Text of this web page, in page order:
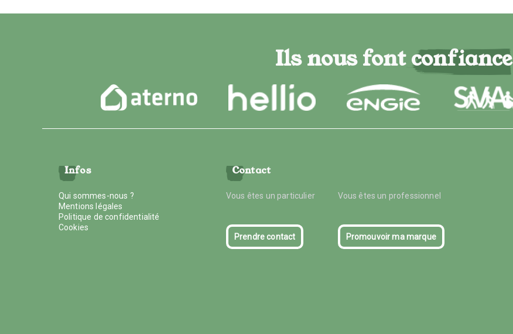
Ils nous font confiance
Infos
Qui sommes-nous ?
Mentions légales
Politique de confidentialité
Cookies
Contact
Vous êtes un particulier Vous êtes un professionnel
Prendre contact Promouvoir ma marque